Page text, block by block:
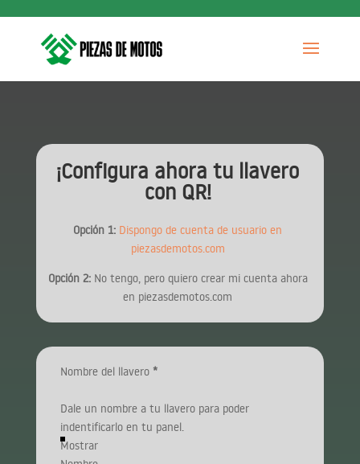
¡Configura ahora tu llavero
con QR!
Opción 1: Dispongo de cuenta de usuario en
piezasdemotos.com
Opción 2:No tengo, pero quiero crear mi cuenta ahora
en piezasdemotos.com
Nombre del llavero *
Dale un nombre a tu llavero para poder
indentificarlo en tu panel.
Mostrar